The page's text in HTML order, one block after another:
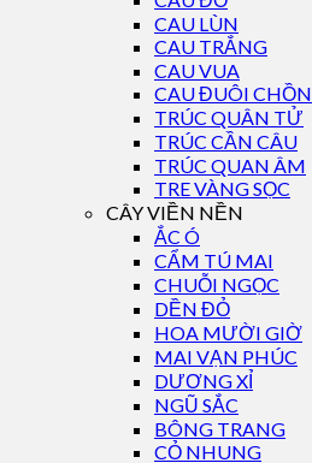
CAU LÙN
CAU TRẮNG
CAU VUA
CAU ĐUÔI CHỒN
TRÚC QUÂN TỬ
TRÚC CẦN CÂU
TRÚC QUAN ÂM
TRE VÀNG SỌC
CÂY VIỀN NỀN
ẮC Ó
CẨM TÚ MAI
CHUỖI NGỌC
DỀN ĐỎ
HOA MƯỜI GIỜ
MAI VẠN PHÚC
DƯƠNG XỈ
NGŨ SẮC
BÔNG TRANG
CỎ NHUNG